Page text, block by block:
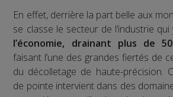
En effet, derrière la part belle aux
se classe le secteur de l’industrie
l’économie, drainant plus de
faisant l’une des grandes fiertés de
du décolletage de haute-précision.
de pointe intervient dans des